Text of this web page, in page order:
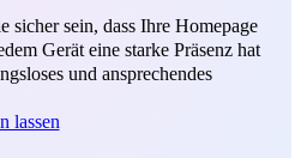
sein, dass Ihre Homepage
Gerät eine starke Präsenz hat
und ansprechendes
lassen